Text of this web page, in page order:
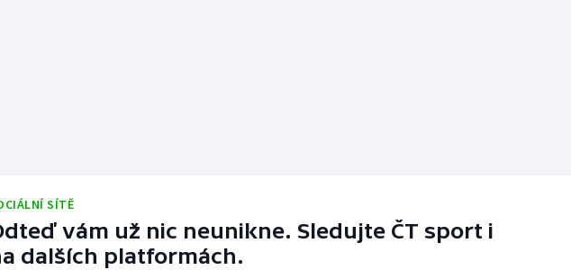
SÍTĚ
vám už nic neunikne. Sledujte ČT sport i
dalších platformách.